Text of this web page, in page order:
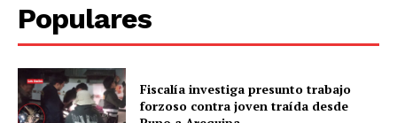
Populares
Fiscalía investiga presunto trabajo
forzoso contra joven traída desde